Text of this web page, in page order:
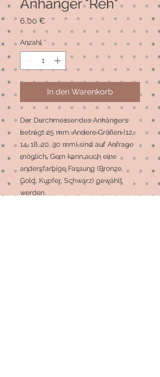
Anhänger "Reh"
6,00 € Preis
Anzahl *
In den Warenkorb
Der Durchmesser des Anhängers
beträgt 25 mm. Andere Größen (12,
14, 18, 20, 30 mm) sind auf Anfrage
möglich. Gern kann auch eine
andersfarbige Fassung (Bronze,
Gold, Kupfer, Schwarz) gewählt
werden.